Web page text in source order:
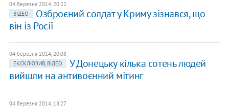
04 березня 2014, 20:22
ВІДЕО
Озброєний солдат у Криму зізнався, що
він із Росії
04 березня 2014, 20:08
ЕКСКЛЮЗИВ, ВІДЕО
У Донецьку кілька сотень людей
вийшли на антивоєнний мітинг
04 березня 2014, 18:27